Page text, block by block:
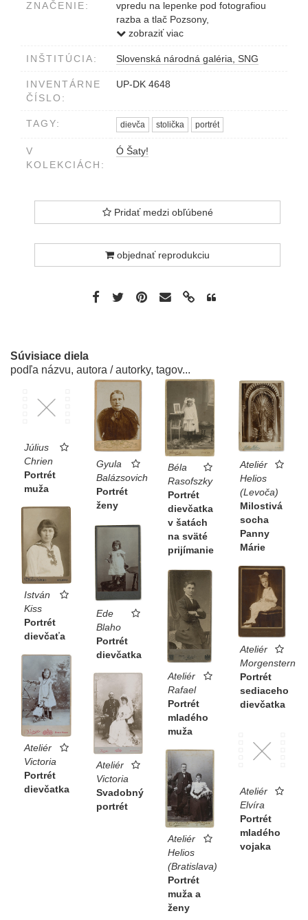
ZNAČENIE:
vpredu na lepenke pod fotografiou
razba a tlač Pozsony,
Photographisches Atelier
zobraziť viac
INŠTITÚCIA: Slovenská národná galéria, SNG
INVENTÁRNE
ČÍSLO:
UP-DK 4648
TAGY: dievča stolička portrét
V
KOLEKCIÁCH:
Ó Šaty!
Pridať medzi obľúbené
objednať reprodukciu
Súvisiace diela
podľa názvu, autora / autorky, tagov...
Július
Chrien
Portrét
muža
Gyula
Balázsovich
Portrét
ženy
Béla
Rasofszky
Portrét
dievčatka
v šatách
na sväté
prijímanie
Ateliér
Helios
(Levoča)
Milostivá
socha
Panny
Márie
István
Kiss
Portrét
dievčaťa
Ede
Blaho
Portrét
dievčatka
Ateliér
Morgenstern
Portrét
sediaceho
dievčatka
Ateliér
Rafael
Portrét
mladého
muža
Ateliér
Victoria
Portrét
dievčatka
Ateliér
Victoria
Svadobný
portrét
Ateliér
Elvíra
Portrét
mladého
vojaka
Ateliér
Helios
(Bratislava)
Portrét
muža a
ženy